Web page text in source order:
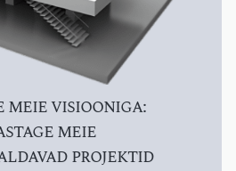
visiooniga:
meie
projektid